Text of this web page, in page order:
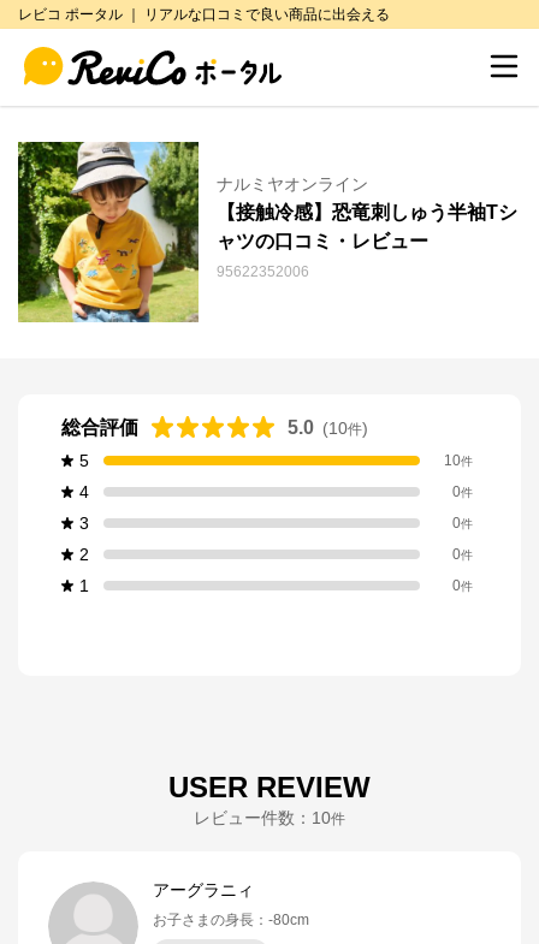
レビコ ポータル ｜ リアルな口コミで良い商品に出会える
ナルミヤオンライン
【接触冷感】恐竜刺しゅう半袖Tシ
ャツの口コミ・レビュー
95622352006
総合評価 5.0 (10件)
5
10件
4 0件
3 0件
2 0件
1 0件
USER REVIEW
レビュー件数： 10件
アーグラニィ
お子さまの身長 ： -80cm